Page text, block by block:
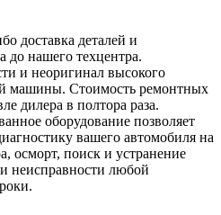
доставка деталей и
до нашего техцентра.
и неоригинал высокого
машины. Стоимость ремонтных
дилера в полтора раза.
оборудование позволяет
вашего автомобиля на
осморт, поиск и устранение
неисправности любой